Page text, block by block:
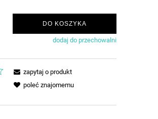
DO KOSZYKA
dodaj do przechowalni
zapytaj o produkt
poleć znajomemu